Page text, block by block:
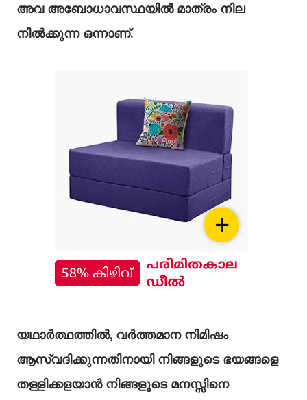
അവ അബോധാവസ്ഥയിൽ മാത്രം നില
നിൽക്കുന്ന ഒന്നാണ്.
യഥാർത്ഥത്തിൽ, വർത്തമാന നിമിഷം
ആസ്വദിക്കുന്നതിനായി നിങ്ങളുടെ ഭയങ്ങളെ
തള്ളിക്കളയാൻ നിങ്ങളുടെ മനസ്സിനെ